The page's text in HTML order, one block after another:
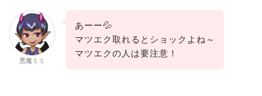
悪魔ミミ
あーー💦
マツエク取れるとショックよね～
マツエクの人は要注意！